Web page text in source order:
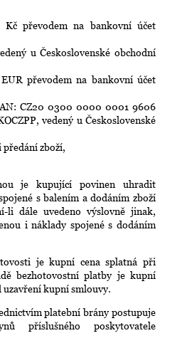
Kč převodem na bankovní účet
u Československé obchodní
převodem na bankovní účet
CZ20 0300 0000 0001 9606
vedený u Československé
zboží,
je kupující povinen uhradit
s balením a dodáním zboží
li dále uvedeno výslovně jinak,
i náklady spojené s dodáním
je kupní cena splatná při
bezhotovostní platby je kupní
uzavření kupní smlouvy.
platební brány postupuje
příslušného poskytovatele